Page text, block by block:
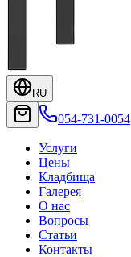
RU
054-731-0054
Услуги
Цены
Кладбища
Галерея
О нас
Вопросы
Статьи
Контакты